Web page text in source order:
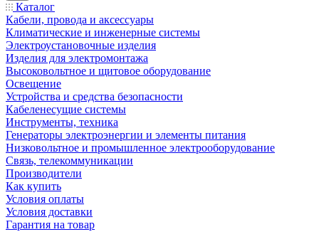
Каталог
Кабели, провода и аксессуары
Климатические и инженерные системы
Электроустановочные изделия
Изделия для электромонтажа
Высоковольтное и щитовое оборудование
Освещение
Устройства и средства безопасности
Кабеленесущие системы
Инструменты, техника
Генераторы электроэнергии и элементы питания
Низковольтное и промышленное электрооборудование
Связь, телекоммуникации
Производители
Как купить
Условия оплаты
Условия доставки
Гарантия на товар